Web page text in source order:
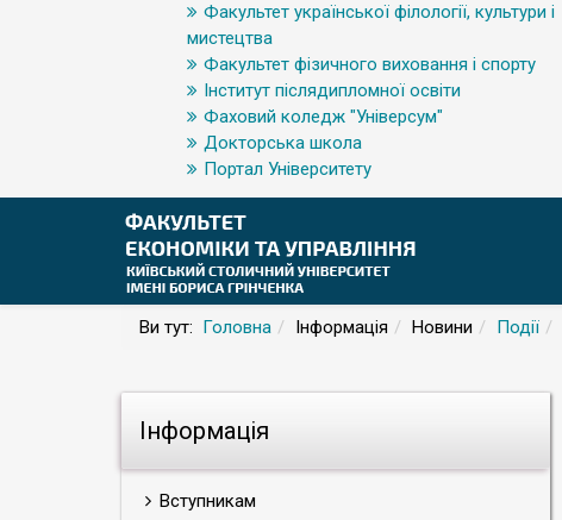
Факультет української філології, культури і
мистецтва
Факультет фізичного виховання і спорту
Інститут післядипломної освіти
Фаховий коледж "Універсум"
Докторська школа
Портал Університету
Ви тут: Головна Інформація Новини Події
Інформація
Вступникам